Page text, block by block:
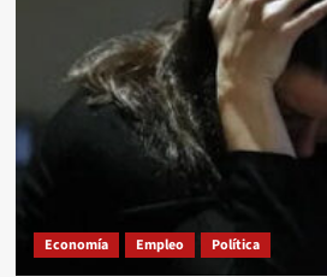
fujimorismo:
Keiko
Fujimori
rompe
queda
Economía Empleo Política